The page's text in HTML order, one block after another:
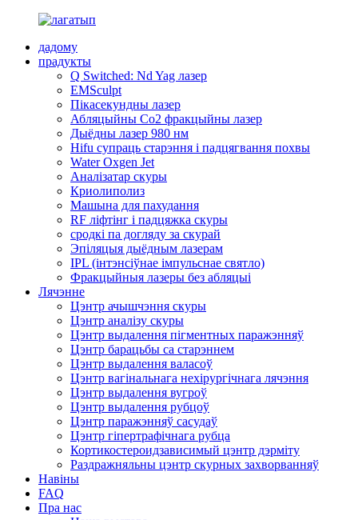
дадому
прадукты
Q Switched: Nd Yag лазер
EMSculpt
Пікасекундны лазер
Абляцыйны Co2 фракцыйны лазер
Дыёдны лазер 980 нм
Hifu супраць старэння і падцягвання похвы
Water Oxgen Jet
Аналізатар скуры
Криолиполиз
Машына для пахудання
RF ліфтінг і падцяжка скуры
сродкі па догляду за скурай
Эпіляцыя дыёдным лазерам
IPL (інтэнсіўнае імпульснае святло)
Фракцыйныя лазеры без абляцыі
Лячэнне
Цэнтр ачышчэння скуры
Цэнтр аналізу скуры
Цэнтр выдалення пігментных паражэнняў
Цэнтр барацьбы са старэннем
Цэнтр выдалення валасоў
Цэнтр вагінальнага нехірургічнага лячэння
Цэнтр выдалення вугроў
Цэнтр выдалення рубцоў
Цэнтр паражэнняў сасудаў
Цэнтр гіпертрафічнага рубца
Кортикостероидзависимый цэнтр дэрміту
Раздражняльны цэнтр скурных захворванняў
Навіны
FAQ
Пра нас